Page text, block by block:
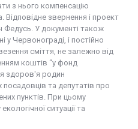
з нього компенсацію
звернення і проект
Федусь. У документі також
Червонограді, і постійно
сміття, не залежно від
коштів “у фонд
здоров'я родин
та депутатів про
пунктів. При цьому
ситуації та